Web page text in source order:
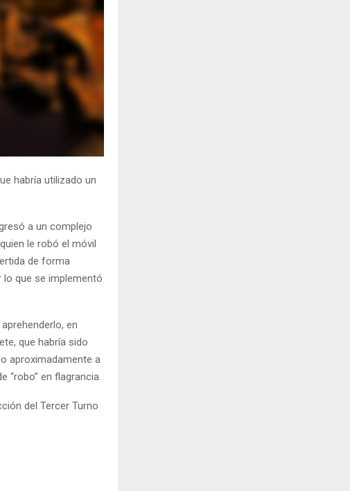
habría utilizado un
a un complejo
le robó el móvil
de forma
que se implementó
en
que habría sido
aproximadamente a
“robo” en flagrancia.
del Tercer Turno